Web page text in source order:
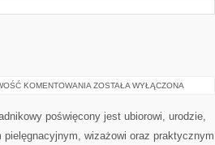
KOMENTOWANIA ZAKUPY
ZOSTAŁA WYŁĄCZONA
poświęcony jest ubiorowi, urodzie,
pielęgnacyjnym, wizażowi oraz praktycznym